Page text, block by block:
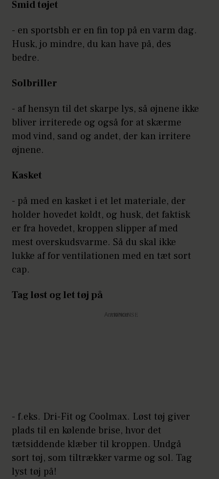
Smid tøjet
- en sportsbh er en fin top på en varm dag.
Husk, jo mindre, du kan have på, des
bedre.
Solbriller
- af hensyn til det skarpe lys, så øjnene ikke
bliver irriterede og også for at skærme
mod vind, sand og andet, der kan irritere
øjnene.
Kasket
- på med en kasket i et let materiale, der
holder hovedet koldt, og husk, det faktisk
er fra hovedet, kroppen slipper af med
mest overskudsvarme. Så du skal ikke
lukke af for ventilationen med en tæt sort
cap.
Tag løst og let tøj på
Annonce
- f.eks. Dri-Fit og Coolmax. Løst tøj giver
plads til en kølende brise, hvor det
tætsiddende klæber til kroppen. Undgå
sort tøj, som tiltrækker varme og sol. Tag
lyst tøj på!